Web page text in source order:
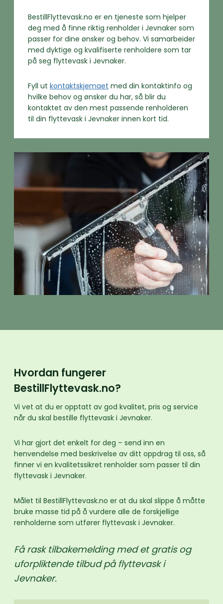
BestillFlyttevask.no er en tjeneste som hjelper
deg med å finne riktig renholder i Jevnaker som
passer for dine ønsker og behov. Vi samarbeider
med dyktige og kvalifiserte renholdere som tar
på seg flyttevask i Jevnaker.
Fyll ut kontaktskjemaet med din kontaktinfo og
hvilke behov og ønsker du har, så blir du
kontaktet av den mest passende renholderen
til din flyttevask i Jevnaker innen kort tid.
Hvordan fungerer
BestillFlyttevask.no?
Vi vet at du er opptatt av god kvalitet, pris og service
når du skal bestille flyttevask i Jevnaker.
Vi har gjort det enkelt for deg – send inn en
henvendelse med beskrivelse av ditt oppdrag til oss, så
finner vi en kvalitetssikret renholder som passer til din
flyttevask i Jevnaker.
Målet til BestillFlyttevask.no er at du skal slippe å måtte
bruke masse tid på å vurdere alle de forskjellige
renholderne som utfører flyttevask i Jevnaker.
Få rask tilbakemelding med et gratis og
uforpliktende tilbud på flyttevask i
Jevnaker.